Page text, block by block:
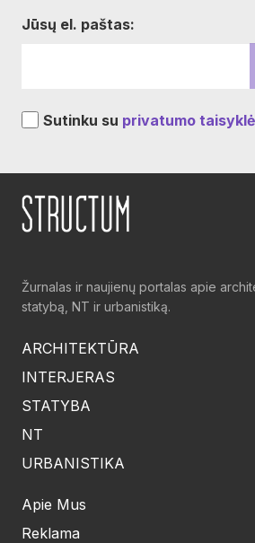
Jūsų el. paštas:
Sutinku su privatumo
Žurnalas ir naujienų portalas apie
statybą, NT ir urbanistiką.
ARCHITEKTŪRA
INTERJERAS
STATYBA
NT
URBANISTIKA
Apie Mus
Reklama